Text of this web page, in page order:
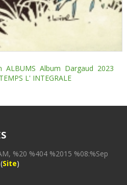
ALBUMS Album Dargaud 2023
L' INTEGRALE
%20 %404 %2015 %08:%Sep
(Site)